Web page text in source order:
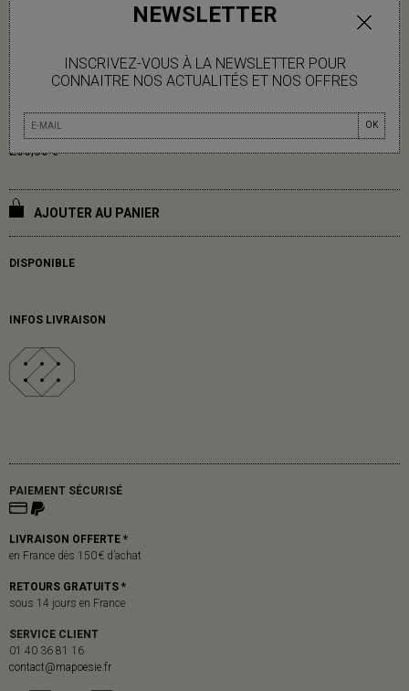
NEWSLETTER
INSCRIVEZ-VOUS À LA NEWSLETTER POUR
CONNAITRE NOS ACTUALITÉS ET NOS OFFRES
OK
Bon à savoir : Le code est unique et valable pendant 6 mois à compter
de la date d’achat. La carte cadeau est utilisable en une seule fois,
exclusivement sur le site mapoesie.fr
260,00 €
AJOUTER AU PANIER
DISPONIBLE
INFOS LIVRAISON
PAIEMENT SÉCURISÉ
LIVRAISON OFFERTE *
en France dès 150 € d’achat
RETOURS GRATUITS *
sous 14 jours en France
SERVICE CLIENT
01 40 36 81 16
contact@mapoesie.fr